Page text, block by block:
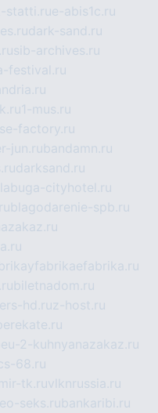
statti.rue-abis1c.ru
dark-sand.ru
sib-archives.ru
festival.ru
1-mus.ru
factory.ru
jun.rubandamn.ru
darksand.ru
cityhotel.ru
blagodarenie-spb.ru
biletnadom.ru
hd.ruz-host.ru
2-kuhnyanazakaz.ru
68.ru
mir-tk.ruvlknrussia.ru
seks.rubankaribi.ru